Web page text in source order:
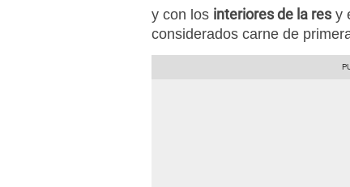
y con los interiores de la res y
considerados carne de